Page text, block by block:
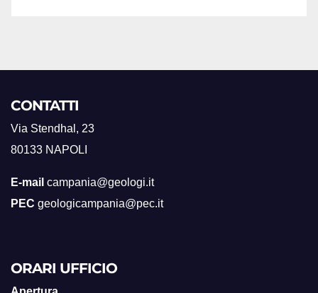
CONTATTI
Via Stendhal, 23
80133 NAPOLI
E-mail campania@geologi.it
PEC geologicampania@pec.it
ORARI UFFICIO